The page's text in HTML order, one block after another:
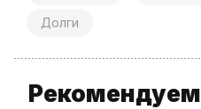
Долги
Рекомендуем